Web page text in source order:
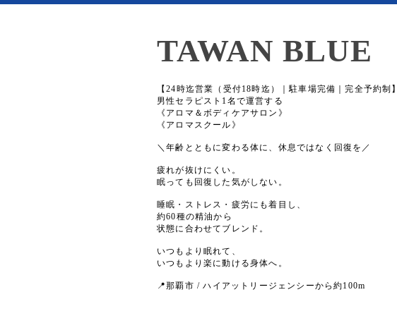
TAWAN BLUE
【24時迄営業（受付18時迄）｜駐車場完備｜完全予約制】
男性セラピスト1名で運営する
《アロマ＆ボディケアサロン》
《アロマスクール》
＼年齢とともに変わる体に、休息ではなく回復を／
疲れが抜けにくい。
眠っても回復した気がしない。
睡眠・ストレス・疲労にも着目し、
約60種の精油から
状態に合わせてブレンド。
いつもより眠れて、
いつもより楽に動ける身体へ。
📍那覇市 / ハイアットリージェンシーから約100m